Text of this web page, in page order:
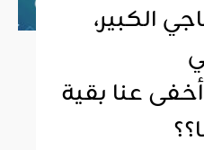
الكبير،
أخفى عنا بقية